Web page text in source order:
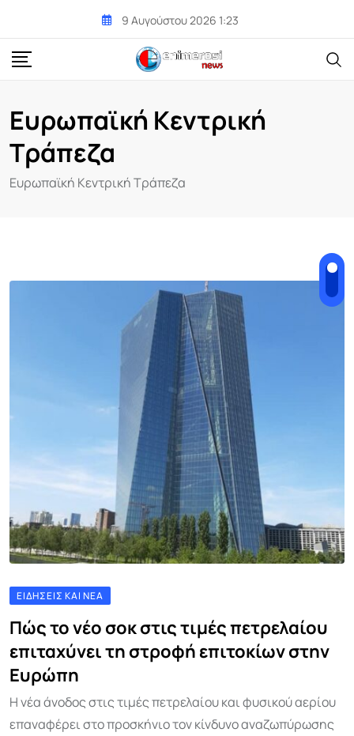
content
9 Αυγούστου 2026 1:23
Ευρωπαϊκή Κεντρική
Τράπεζα
Ευρωπαϊκή Κεντρική Τράπεζα
ΕΙΔΉΣΕΙΣ ΚΑΙ ΝΈΑ
Πώς το νέο σοκ στις τιμές πετρελαίου
επιταχύνει τη στροφή επιτοκίων στην
Ευρώπη
Η νέα άνοδος στις τιμές πετρελαίου και φυσικού αερίου
επαναφέρει στο προσκήνιο τον κίνδυνο αναζωπύρωσης